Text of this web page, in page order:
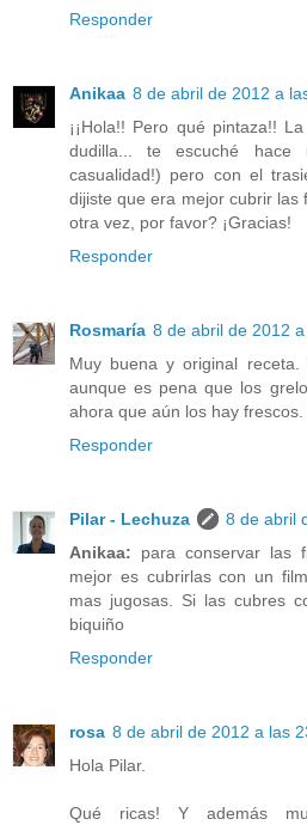
Responder
Anikaa 8 de abril de 2012 a
¡¡Hola!! Pero qué pintaza!!
dudilla... te escuché
casualidad!) pero con el
dijiste que era mejor cubrir
otra vez, por favor? ¡Gracias!
Responder
Rosmaría 8 de abril de 2012
Muy buena y original
aunque es pena que los
ahora que aún los hay frescos.
Responder
Pilar - Lechuza
8 de abril
Anikaa: para conservar las
mejor es cubrirlas con un
mas jugosas. Si las cubres
biquiño
Responder
rosa 8 de abril de 2012 a las
Hola Pilar.
Qué ricas! Y además